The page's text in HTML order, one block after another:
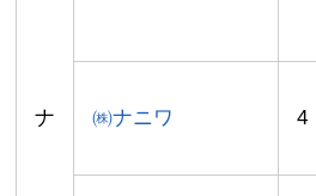
ナ ㈱ナニワ 4